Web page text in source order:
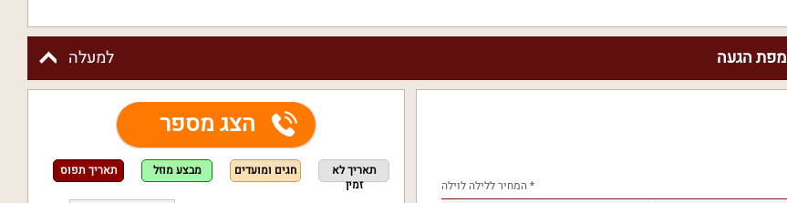
למעלה מפת הגעה
הצג מספר
תאריך לא
זמין
חגים ומועדים מבצע מוזל תאריך תפוס
* המחיר ללילה לוילה